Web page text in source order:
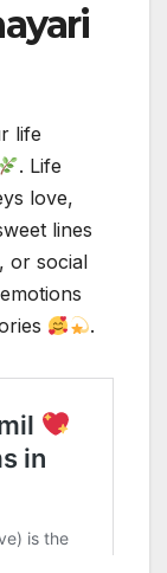
life
. Life
love,
lines
or social
.